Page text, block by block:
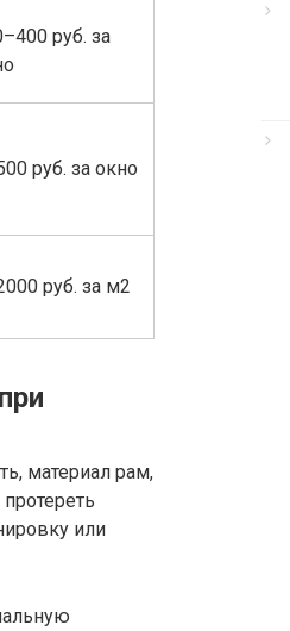
руб. за
руб. за окно
руб. за м2
материал рам,
или